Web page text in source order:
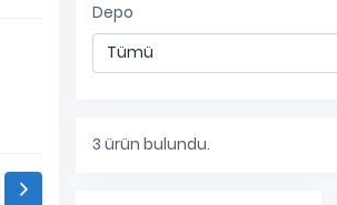
Depo
3 ürün bulundu.